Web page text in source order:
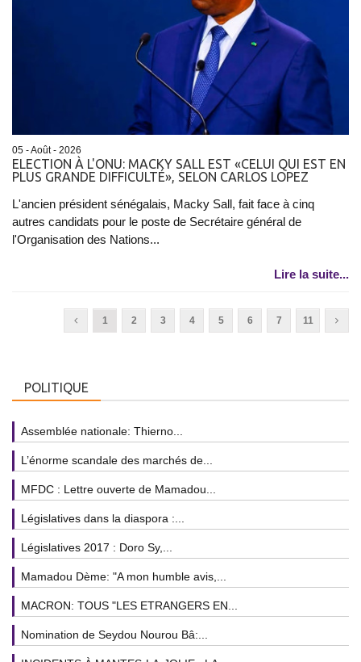
05 - Août - 2026
ELECTION À L'ONU: MACKY SALL EST «CELUI QUI EST EN
PLUS GRANDE DIFFICULTÉ», SELON CARLOS LOPEZ
L'ancien président sénégalais, Macky Sall, fait face à cinq
autres candidats pour le poste de Secrétaire général de
l'Organisation des Nations...
Lire la suite...
1 2 3 4 5 6 7 11
POLITIQUE
Assemblée nationale: Thierno...
L’énorme scandale des marchés de...
MFDC : Lettre ouverte de Mamadou...
Législatives dans la diaspora :...
Législatives 2017 : Doro Sy,...
Mamadou Dème: "A mon humble avis,...
MACRON: TOUS "LES ETRANGERS EN...
Nomination de Seydou Nourou Bâ:...